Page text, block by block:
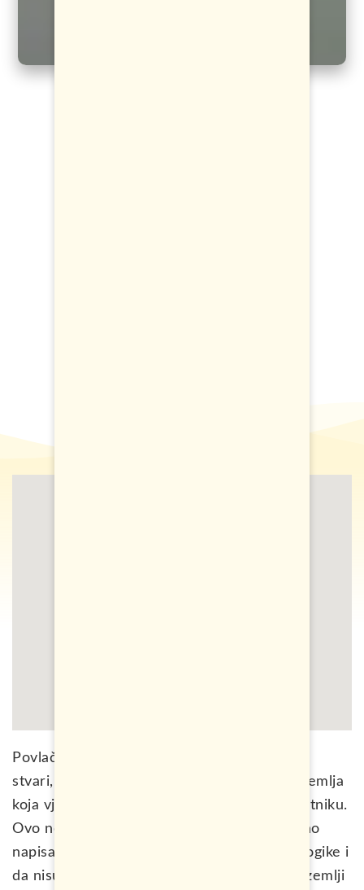
Povlačim sve dobro što sam rekao u Kini. U
stvari, izvinjavam se čitaoče. Kina je lijepa zemlja
koja vjerovatno nudi mnogo toga svakom putniku.
Ovo nema veze sa njom. Povlačim prethodno
napisano da Kinezi ipak možda imaju malo logike i
da nisu tako loši. Zanimljivo je da se u ovoj zemlji